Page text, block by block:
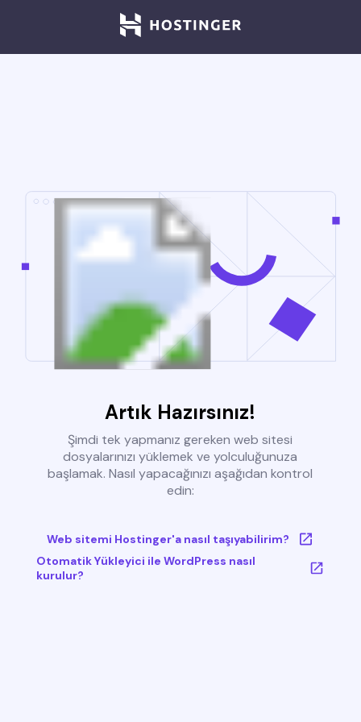
Artık Hazırsınız!
Şimdi tek yapmanız gereken web sitesi
dosyalarınızı yüklemek ve yolculuğunuza
başlamak. Nasıl yapacağınızı aşağıdan kontrol
edin:
Web sitemi Hostinger'a nasıl taşıyabilirim?
Otomatik Yükleyici ile WordPress nasıl
kurulur?